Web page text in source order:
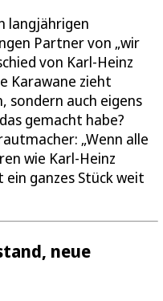
langjährigen
Partner von „wir
von Karl-Heinz
Karawane zieht
sondern auch eigens
gemacht habe?
„Wenn alle
wie Karl-Heinz
ganzes Stück weit
neue